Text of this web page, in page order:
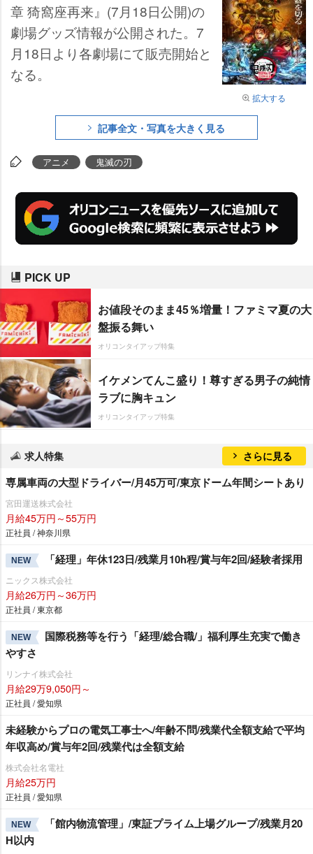
拡大する
章 猗窩座再来』(7月18日公開)の
劇場グッズ情報が公開された。7
月18日より各劇場にて販売開始と
なる。
記事全文・写真を大きく見る
アニメ 鬼滅の刃
PICK UP
お値段そのまま45％増量！ファミマ夏の大
盤振る舞い
オリコンタイアップ特集
イケメンてんこ盛り！尊すぎる男子の純情
ラブに胸キュン
オリコンタイアップ特集
求人特集 さらに見る
専属車両の大型ドライバー/月45万可/東京ドーム年間シートあり
宮田運送株式会社
月給45万円～55万円
正社員 / 神奈川県
NEW 「経理」年休123日/残業月10h程/賞与年2回/経験者採用
ニックス株式会社
月給26万円～36万円
正社員 / 東京都
NEW
国際税務等を行う「経理/総合職/」福利厚生充実で働き
すさ
リンナイ株式会社
月給29万9,050円～
正社員 / 愛知県
未経験からプロの電気工事士へ/年齢不問/残業代全額支給で平均
年収高め/賞与年2回/残業代は全額支給
株式会社名電社
月給25万円
正社員 / 愛知県
NEW
「館内物流管理」/東証プライム上場グループ/残業月20
H以内